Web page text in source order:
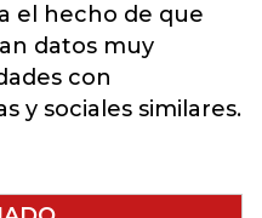
el hecho de que
datos muy
con
y sociales similares.